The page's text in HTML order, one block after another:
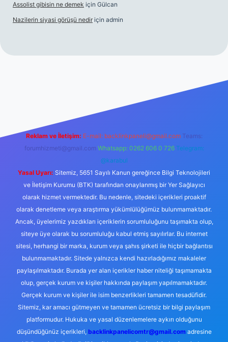
Assolist gibisin ne demek için Gülcan
Nazilerin siyasi görüşü nedir için admin
Reklam ve İletişim: E-mail: backlinkpaneli@gmail.com Teams:
forumhizmeti@gmail.com Whatsapp: 0262 606 0 726 Telegram:
@karabul
Yasal Uyarı: Sitemiz, 5651 Sayılı Kanun gereğince Bilgi Teknolojileri
ve İletişim Kurumu (BTK) tarafından onaylanmış bir Yer Sağlayıcı
olarak hizmet vermektedir. Bu nedenle, sitedeki içerikleri proaktif
olarak denetleme veya araştırma yükümlülüğümüz bulunmamaktadır.
Ancak, üyelerimiz yazdıkları içeriklerin sorumluluğunu taşımakta olup,
siteye üye olarak bu sorumluluğu kabul etmiş sayılırlar. Bu internet
sitesi, herhangi bir marka, kurum veya şahıs şirketi ile hiçbir bağlantısı
bulunmamaktadır. Sitede yalnızca kendi hazırladığımız makaleler
paylaşılmaktadır. Burada yer alan içerikler haber niteliği taşımamakta
olup, gerçek kurum ve kişiler hakkında paylaşım yapılmamaktadır.
Gerçek kurum ve kişiler ile isim benzerlikleri tamamen tesadüfidir.
Sitemiz, kar amacı gütmeyen ve tamamen ücretsiz bir bilgi paylaşım
platformudur. Hukuka ve yasal düzenlemelere aykırı olduğunu
düşündüğünüz içerikleri, backlinkpanelicomtr@gmail.comadresine